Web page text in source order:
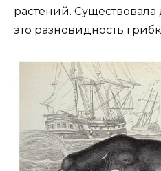
растений.
это разновидность